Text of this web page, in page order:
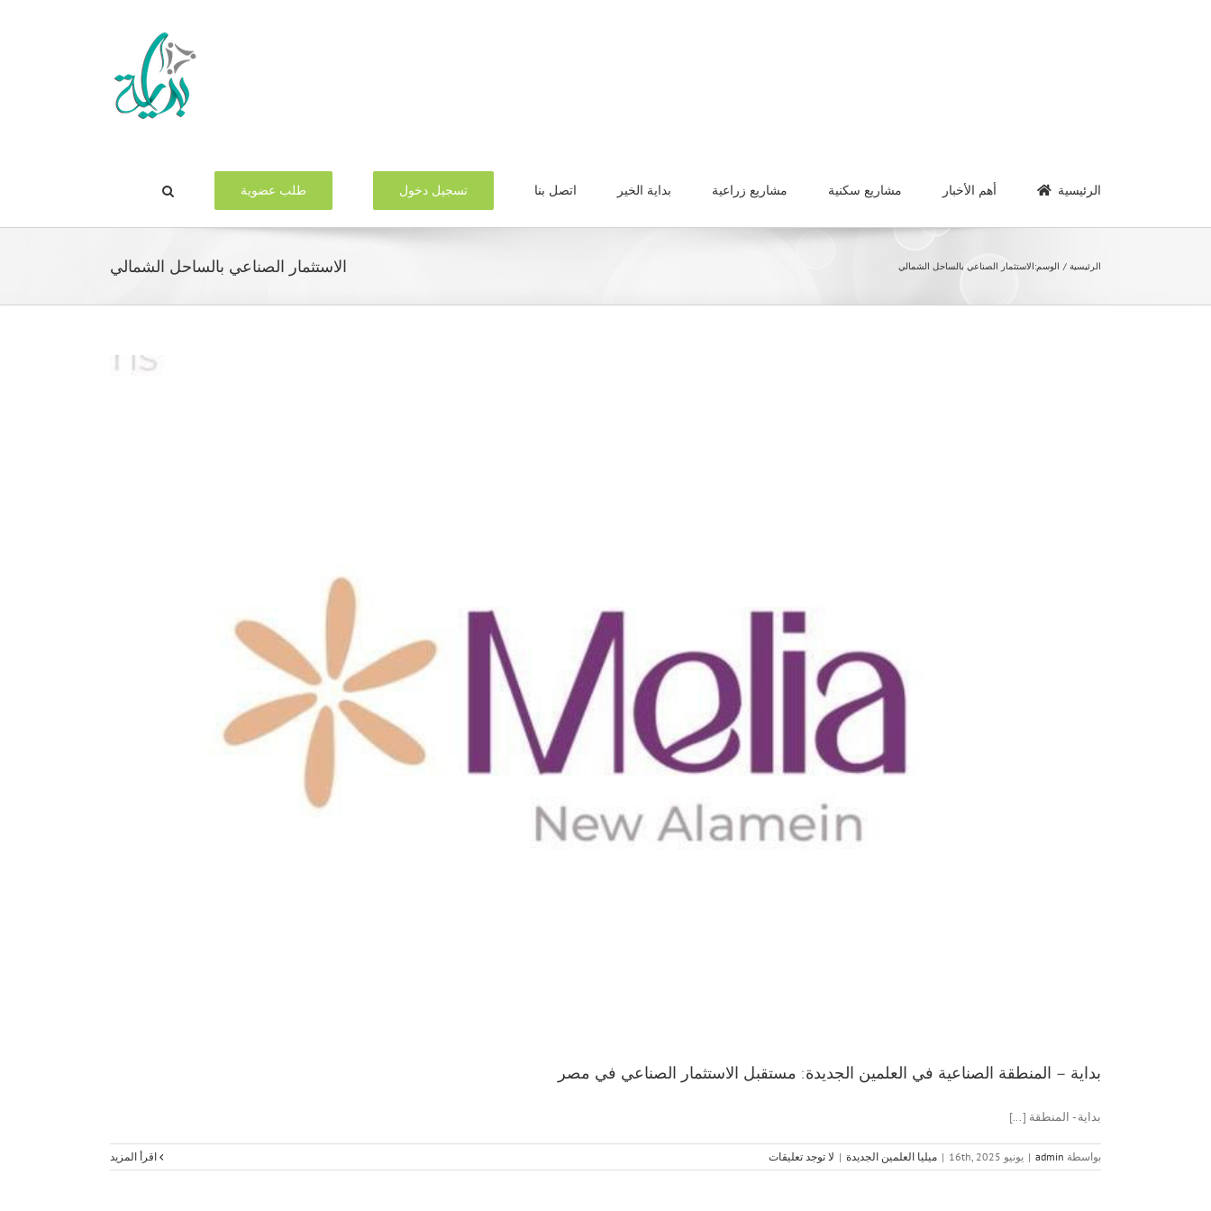
الرئيسية أهم الأخبار مشاريع سكنية مشاريع زراعية بداية الخير اتصل بنا تسجيل دخول طلب عضوية
الاستثمار الصناعي بالساحل الشمالي الرئيسية الوسم:الاستثمار الصناعي بالساحل الشمالي
بداية – المنطقة الصناعية في العلمين الجديدة: مستقبل الاستثمار الصناعي في مصر
بداية - المنطقة [...]
بواسطة admin
| يونيو 16th, 2025 | ميليا العلمين الجديدة | لا توجد تعليقات